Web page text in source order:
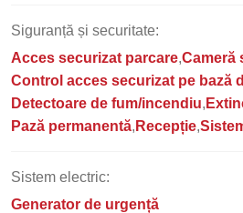
Siguranță și securitate:
Acces securizat parcare Cameră
Control acces securizat pe bază
Detectoare de fum/incendiu
Pază permanentă Recepție
Sistem electric:
Generator de urgență